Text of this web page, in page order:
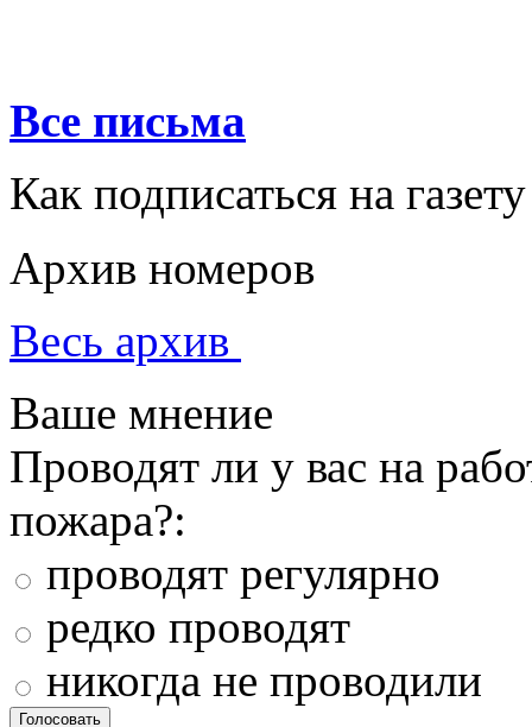
Все письма
Как подписаться на газету
Архив номеров
Весь архив
Ваше мнение
Проводят ли у вас на
пожара?:
проводят регулярно
редко проводят
никогда не проводили